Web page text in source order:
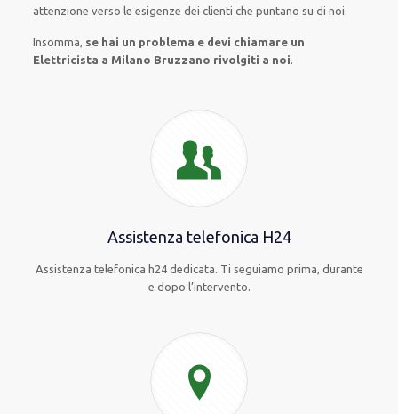
attenzione verso le esigenzedei clienti che puntano su di noi.
Insomma, se hai un problema e devi chiamare un
Elettricista a Milano Bruzzano rivolgiti a noi.
Assistenza telefonica H24
Assistenza telefonica h24 dedicata. Ti seguiamo prima, durante
e dopo l’intervento.